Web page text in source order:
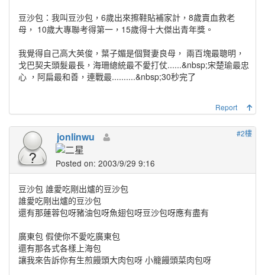
豆沙包：我叫豆沙包，6歲出來擦鞋貼補家計，8歲賣血救老
母， 10歲大專聯考得第一，15歲得十大傑出青年獎。
我覺得自己高大英俊，葉子媚是個賢妻良母， 兩百塊最聰明，
戈巴契夫頭髮最長，海珊總統最不愛打仗......&nbsp;宋楚瑜最忠
心 ，阿扁最和善，連戰最..........&nbsp;30秒完了
Report
#2樓
jonlinwu
Posted on: 2003/9/29 9:16
豆沙包 誰愛吃剛出爐的豆沙包
誰愛吃剛出爐的豆沙包
還有那蓮蓉包呀豬油包呀魚翅包呀豆沙包呀應有盡有
廣東包 假使你不愛吃廣東包
還有那各式各樣上海包
讓我來告訴你有生煎饅頭大肉包呀 小籠饅頭菜肉包呀